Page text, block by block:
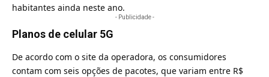
habitantes ainda neste ano.
- Publicidade -
Planos de celular 5G
De acordo com o site da operadora, os consumidores
contam com seis opções de pacotes, que variam entre R$